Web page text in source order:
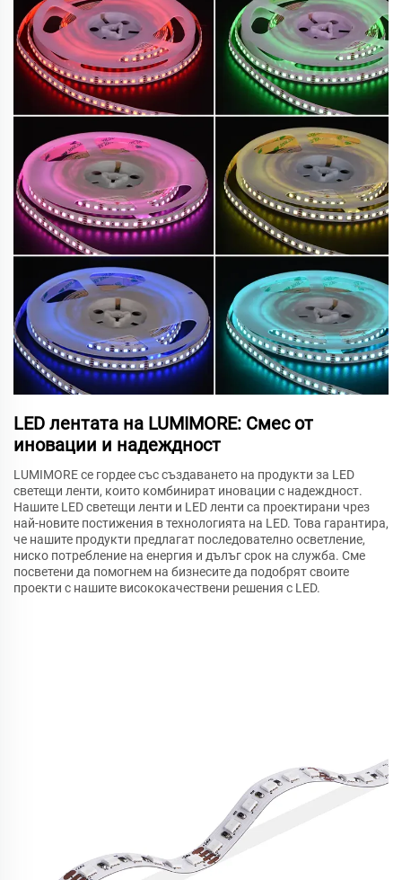
LED лентата на LUMIMORE: Смес от
иновации и надеждност
LUMIMORE се гордее със създаването на продукти за LED
светещи ленти, които комбинират иновации с надеждност.
Нашите LED светещи ленти и LED ленти са проектирани чрез
най-новите постижения в технологията на LED. Това гарантира,
че нашите продукти предлагат последователно осветление,
ниско потребление на енергия и дълъг срок на служба. Сме
посветени да помогнем на бизнесите да подобрят своите
проекти с нашите висококачествени решения с LED.